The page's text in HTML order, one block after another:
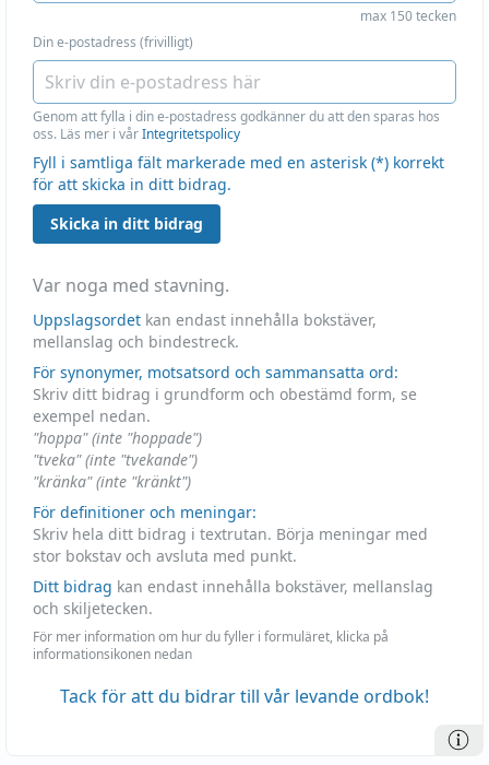
max 150 tecken
Din e-postadress (frivilligt)
Genom att fylla i din e-postadress godkänner du att den sparas hos
oss. Läs mer i vårIntegritetspolicy
Fyll i samtliga fält markerade med en asterisk (*) korrekt
för att skicka in ditt bidrag.
Skicka in ditt bidrag
Var noga med stavning.
Uppslagsordet kan endast innehålla bokstäver,
mellanslag och bindestreck.
För synonymer, motsatsord och sammansatta ord:
Skriv ditt bidrag i grundform och obestämd form, se
exempel nedan.
"hoppa" (inte "hoppade")
"tveka" (inte "tvekande")
"kränka" (inte "kränkt")
För definitioner och meningar:
Skriv hela ditt bidrag i textrutan. Börja meningar med
stor bokstav och avsluta med punkt.
Ditt bidrag kan endast innehålla bokstäver, mellanslag
och skiljetecken.
För mer information om hur du fyller i formuläret, klicka på
informationsikonen nedan
Tack för att du bidrar till vår levande ordbok!